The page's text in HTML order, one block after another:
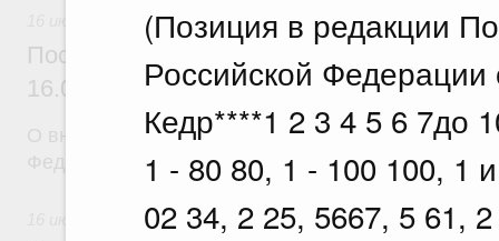
(Позиция в редакции
Российской
Кедр****1 2 3 4 5 6 7до
1 - 80 80, 1 - 100 100, 1
02 34, 2 25, 5667, 5 61,
Постановление Правительства
16.07.2026 г. № 899
О внесении изменений в постановление
Федерации от 17 июля 2015 г. № 719